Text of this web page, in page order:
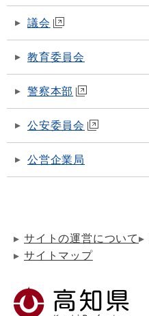
議会
教育委員会
警察本部
公安委員会
公営企業局
サイトの運営について
サイトマップ